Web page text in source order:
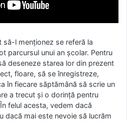
să-l menționez se referă la
parcursul unui an școlar. Pentru
deseneze starea lor din prezent
floare, să se înregistreze,
în fiecare săptămână să scrie un
a trecut și o dorință pentru
felul acesta, vedem dacă
dacă mai este nevoie să lucrăm